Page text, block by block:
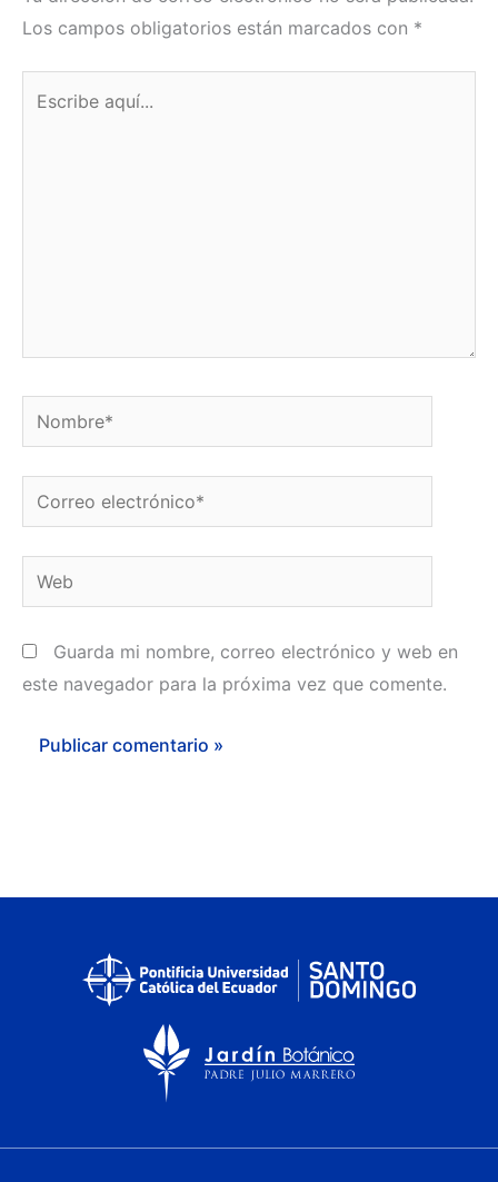
Los campos obligatorios están marcados con *
Nombre*
Correo
electrónico*
Web
Guarda mi nombre, correo electrónico y web en
este navegador para la próxima vez que comente.